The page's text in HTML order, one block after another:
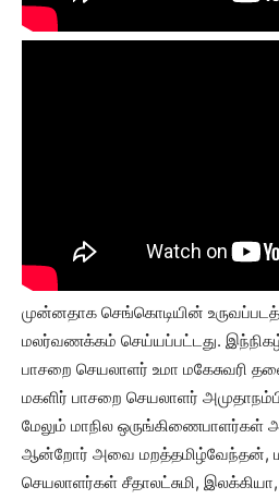
முன்னதாக செங்கொடியின்
மலர்வணக்கம் செய்யப்பட்டது.
பாசறை செயலாளர் உமா மகேசுவரி
மகளிர் பாசறை செயலாளர்
மேலும் மாநில
ஆன்றோர் அவை மறத்தமிழ்வேந்தன்,
செயலாளர்கள் சீதாலட்சுமி, இலக்கியா,